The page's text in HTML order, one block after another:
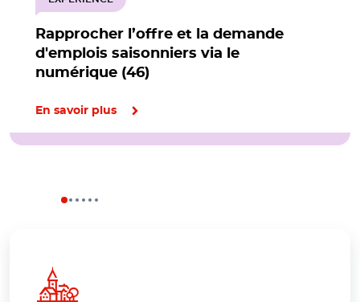
Rapprocher l’offre et la demande
d'emplois saisonniers via le
numérique (46)
En savoir plus